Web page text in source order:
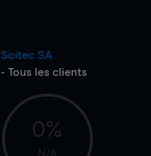
Soitec SA
- Tous les clients
0%
N/A